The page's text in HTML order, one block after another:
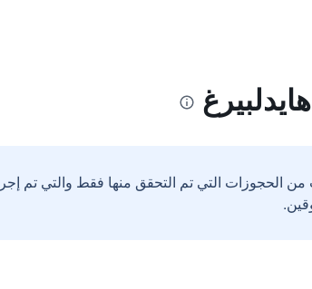
الحجوزات التي تم التحقق منها فقط والتي تم